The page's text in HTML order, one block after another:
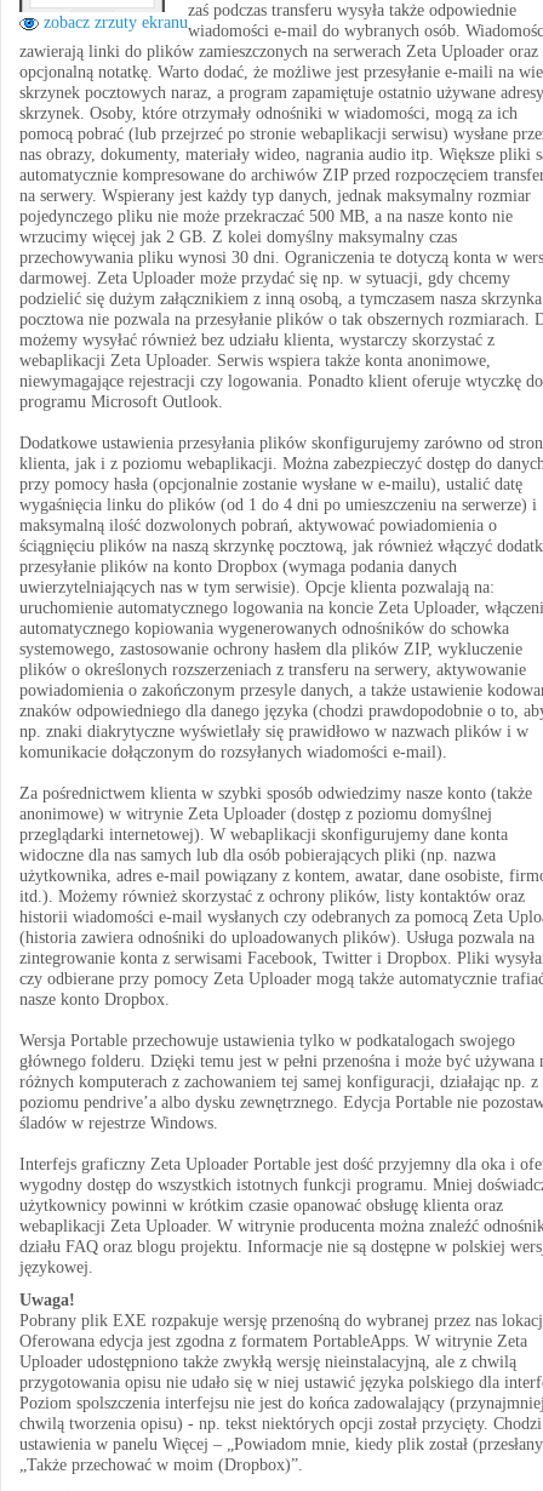
zobacz zrzuty ekranu
zaś podczas transferu wysyła także odpowiednie
wiadomości e-mail do wybranych osób.
zawierają linki do plików zamieszczonych na serwerach Zeta Uploader oraz
opcjonalną notatkę. Warto dodać, że możliwe jest przesyłanie e-maili na
skrzynek pocztowych naraz, a program zapamiętuje ostatnio używane adresy
skrzynek. Osoby, które otrzymały odnośniki w wiadomości, mogą za ich
pomocą pobrać (lub przejrzeć po stronie webaplikacji serwisu) wysłane
nas obrazy, dokumenty, materiały wideo, nagrania audio itp. Większe pliki
automatycznie kompresowane do archiwów ZIP przed rozpoczęciem
na serwery. Wspierany jest każdy typ danych, jednak maksymalny rozmiar
pojedynczego pliku nie może przekraczać 500 MB, a na nasze konto nie
wrzucimy więcej jak 2 GB. Z kolei domyślny maksymalny czas
przechowywania pliku wynosi 30 dni. Ograniczenia te dotyczą konta w
darmowej. Zeta Uploader może przydać się np. w sytuacji, gdy chcemy
podzielić się dużym załącznikiem z inną osobą, a tymczasem nasza skrzynka
pocztowa nie pozwala na przesyłanie plików o tak obszernych rozmiarach.
możemy wysyłać również bez udziału klienta, wystarczy skorzystać z
webaplikacji Zeta Uploader. Serwis wspiera także konta anonimowe,
niewymagające rejestracji czy logowania. Ponadto klient oferuje wtyczkę do
programu Microsoft Outlook.
Dodatkowe ustawienia przesyłania plików skonfigurujemy zarówno od
klienta, jak i z poziomu webaplikacji. Można zabezpieczyć dostęp do
przy pomocy hasła (opcjonalnie zostanie wysłane w e-mailu), ustalić datę
wygaśnięcia linku do plików (od 1 do 4 dni po umieszczeniu na serwerze) i
maksymalną ilość dozwolonych pobrań, aktywować powiadomienia o
ściągnięciu plików na naszą skrzynkę pocztową, jak również włączyć
przesyłanie plików na konto Dropbox (wymaga podania danych
uwierzytelniających nas w tym serwisie). Opcje klienta pozwalają na:
uruchomienie automatycznego logowania na koncie Zeta Uploader,
automatycznego kopiowania wygenerowanych odnośników do schowka
systemowego, zastosowanie ochrony hasłem dla plików ZIP, wykluczenie
plików o określonych rozszerzeniach z transferu na serwery, aktywowanie
powiadomienia o zakończonym przesyle danych, a także ustawienie
znaków odpowiedniego dla danego języka (chodzi prawdopodobnie o to,
np. znaki diakrytyczne wyświetlały się prawidłowo w nazwach plików i w
komunikacie dołączonym do rozsyłanych wiadomości e-mail).
Za pośrednictwem klienta w szybki sposób odwiedzimy nasze konto (także
anonimowe) w witrynie Zeta Uploader (dostęp z poziomu domyślnej
przeglądarki internetowej). W webaplikacji skonfigurujemy dane konta
widoczne dla nas samych lub dla osób pobierających pliki (np. nazwa
użytkownika, adres e-mail powiązany z kontem, awatar, dane osobiste,
itd.). Możemy również skorzystać z ochrony plików, listy kontaktów oraz
historii wiadomości e-mail wysłanych czy odebranych za pomocą Zeta
(historia zawiera odnośniki do uploadowanych plików). Usługa pozwala na
zintegrowanie konta z serwisami Facebook, Twitter i Dropbox. Pliki
czy odbierane przy pomocy Zeta Uploader mogą także automatycznie
nasze konto Dropbox.
Wersja Portable przechowuje ustawienia tylko w podkatalogach swojego
głównego folderu. Dzięki temu jest w pełni przenośna i może być używana
różnych komputerach z zachowaniem tej samej konfiguracji, działając np. z
poziomu pendrive’a albo dysku zewnętrznego. Edycja Portable nie
śladów w rejestrze Windows.
Interfejs graficzny Zeta Uploader Portable jest dość przyjemny dla oka i
wygodny dostęp do wszystkich istotnych funkcji programu. Mniej
użytkownicy powinni w krótkim czasie opanować obsługę klienta oraz
webaplikacji Zeta Uploader. W witrynie producenta można znaleźć
działu FAQ oraz blogu projektu. Informacje nie są dostępne w polskiej
językowej.
Uwaga!
Pobrany plik EXE rozpakuje wersję przenośną do wybranej przez nas
Oferowana edycja jest zgodna z formatem PortableApps. W witrynie Zeta
Uploader udostępniono także zwykłą wersję nieinstalacyjną, ale z chwilą
przygotowania opisu nie udało się w niej ustawić języka polskiego dla
Poziom spolszczenia interfejsu nie jest do końca zadowalający
chwilą tworzenia opisu) - np. tekst niektórych opcji został przycięty.
ustawienia w panelu Więcej – „Powiadom mnie, kiedy plik został
„Także przechować w moim (Dropbox)”.